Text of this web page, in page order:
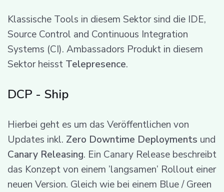
Klassische Tools in diesem Sektor sind die IDE,
Source Control and Continuous Integration
Systems (CI). Ambassadors Produkt in diesem
Sektor heisst Telepresence.
DCP - Ship
Hierbei geht es um das Veröffentlichen von
Updates inkl. Zero Downtime Deployments und
Canary Releasing. Ein Canary Release beschreibt
das Konzept von einem ’langsamen’ Rollout einer
neuen Version. Gleich wie bei einem Blue / Green